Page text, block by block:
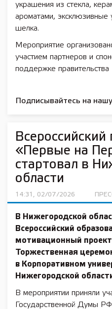
украшения из стекла,
ароматами, эксклюзивные
шелка.
Мероприятие
участием партнеров и
поддержке
Подписывайтесь на нашу
Всероссийский
«Первые на
стартовал в
области
14:31, 02/07/2026
В Нижегородской
Всероссийский
мотивационный
Торжественная
в Корпоративном
Нижегородской
В мероприятии приняли
Государственной Думы